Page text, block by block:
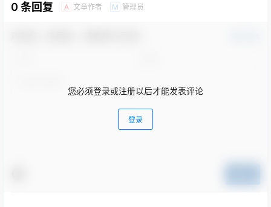
0 条回复 A 文章作者 M 管理员
您必须登录或注册以后才能发表评论
登录